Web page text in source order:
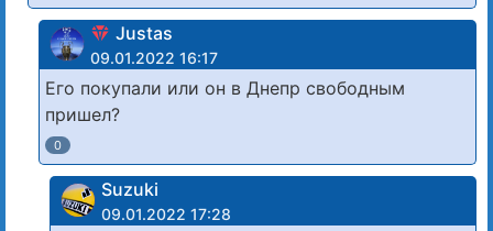
Justas
09.01.2022 16:17
Его покупали или он в Днепр свободным
пришел?
0
Suzuki
09.01.2022 17:28